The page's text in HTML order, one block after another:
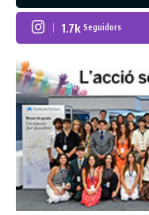
1.7k Seguidors